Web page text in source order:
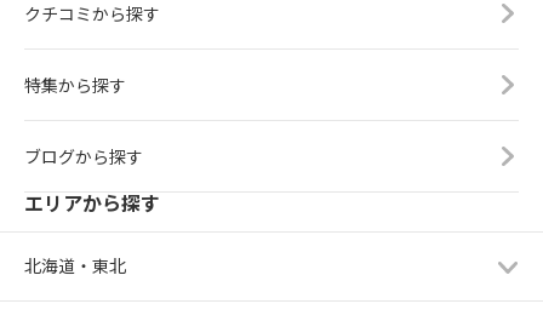
クチコミから探す
特集から探す
ブログから探す
エリアから探す
北海道・東北